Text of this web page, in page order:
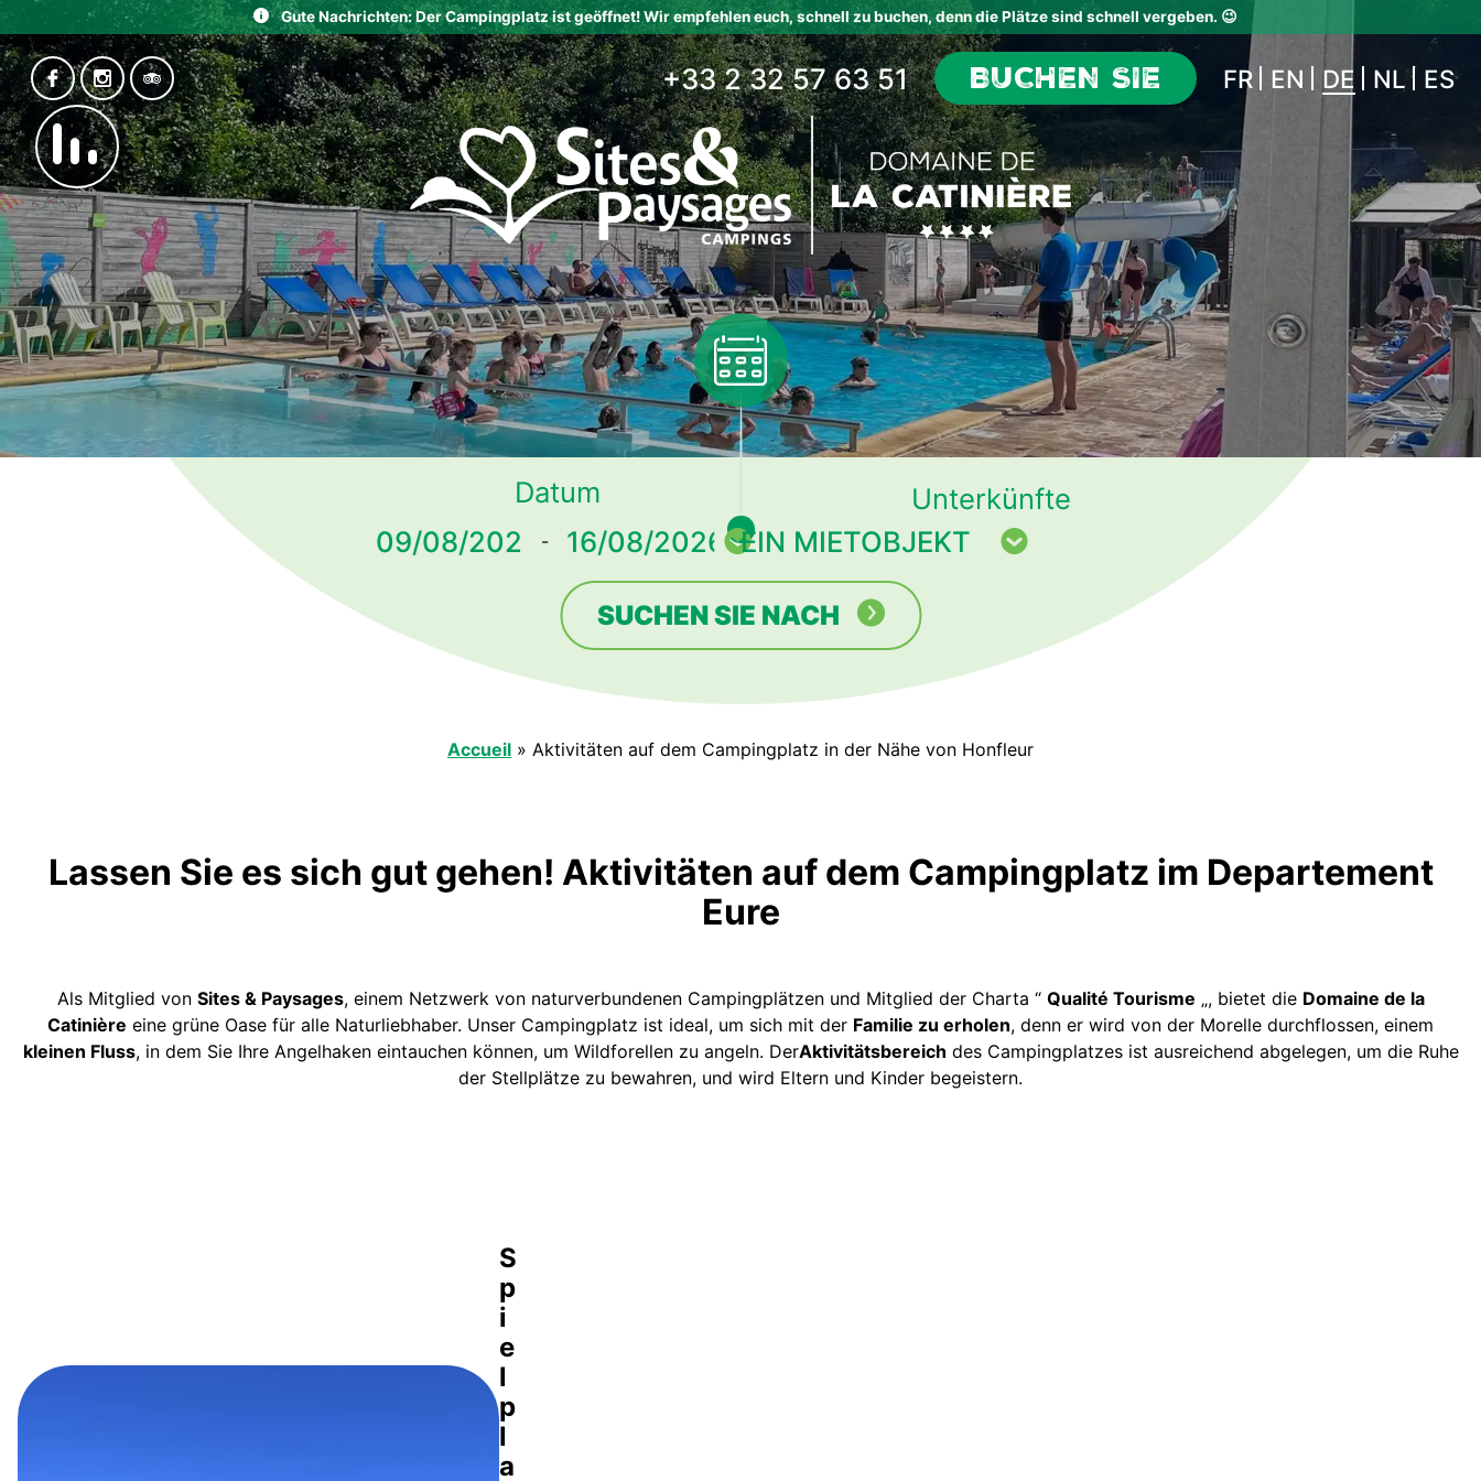
Gute Nachrichten: Der Campingplatz ist geöffnet! Wir empfehlen euch, schnell zu buchen, denn die Plätze sind schnell vergeben. 😉
+33 2 32 57 63 51 BUCHEN SIE FR EN DE NL ES
Datum
-
Unterkünfte
SUCHEN SIE NACH
Accueil » Aktivitäten auf dem Campingplatz in der Nähe von Honfleur
Lassen Sie es sich gut gehen! Aktivitäten auf dem Campingplatz im Departement
Eure
Als Mitglied von Sites & Paysages, einem Netzwerk von naturverbundenen Campingplätzen und Mitglied der Charta “ Qualité Tourisme „, bietet die Domaine de la
Catinière eine grüne Oase für alle Naturliebhaber. Unser Campingplatz ist ideal, um sich mit der Familie zu erholen, denn er wird von der Morelle durchflossen, einem
kleinen Fluss, in dem Sie Ihre Angelhaken eintauchen können, um Wildforellen zu angeln. DerAktivitätsbereich des Campingplatzes ist ausreichend abgelegen, um die Ruhe
der Stellplätze zu bewahren, und wird Eltern und Kinder begeistern.
S
p
i
e
l
p
l
a